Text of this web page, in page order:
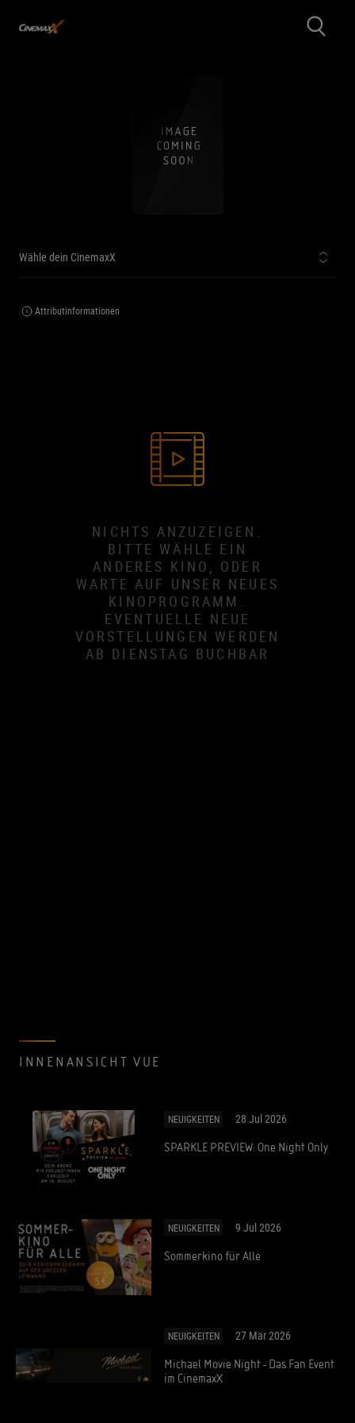
Wähle dein CinemaxX
Attributinformationen
NICHTS ANZUZEIGEN.
BITTE WÄHLE EIN
ANDERES KINO, ODER
WARTE AUF UNSER NEUES
KINOPROGRAMM.
EVENTUELLE NEUE
VORSTELLUNGEN WERDEN
AB DIENSTAG BUCHBAR
INNENANSICHT VUE
NEUIGKEITEN 28 Jul 2026
SPARKLE PREVIEW: One Night Only
NEUIGKEITEN 9 Jul 2026
Sommerkino für Alle
NEUIGKEITEN 27 Mär 2026
Michael Movie Night - Das Fan Event
im CinemaxX